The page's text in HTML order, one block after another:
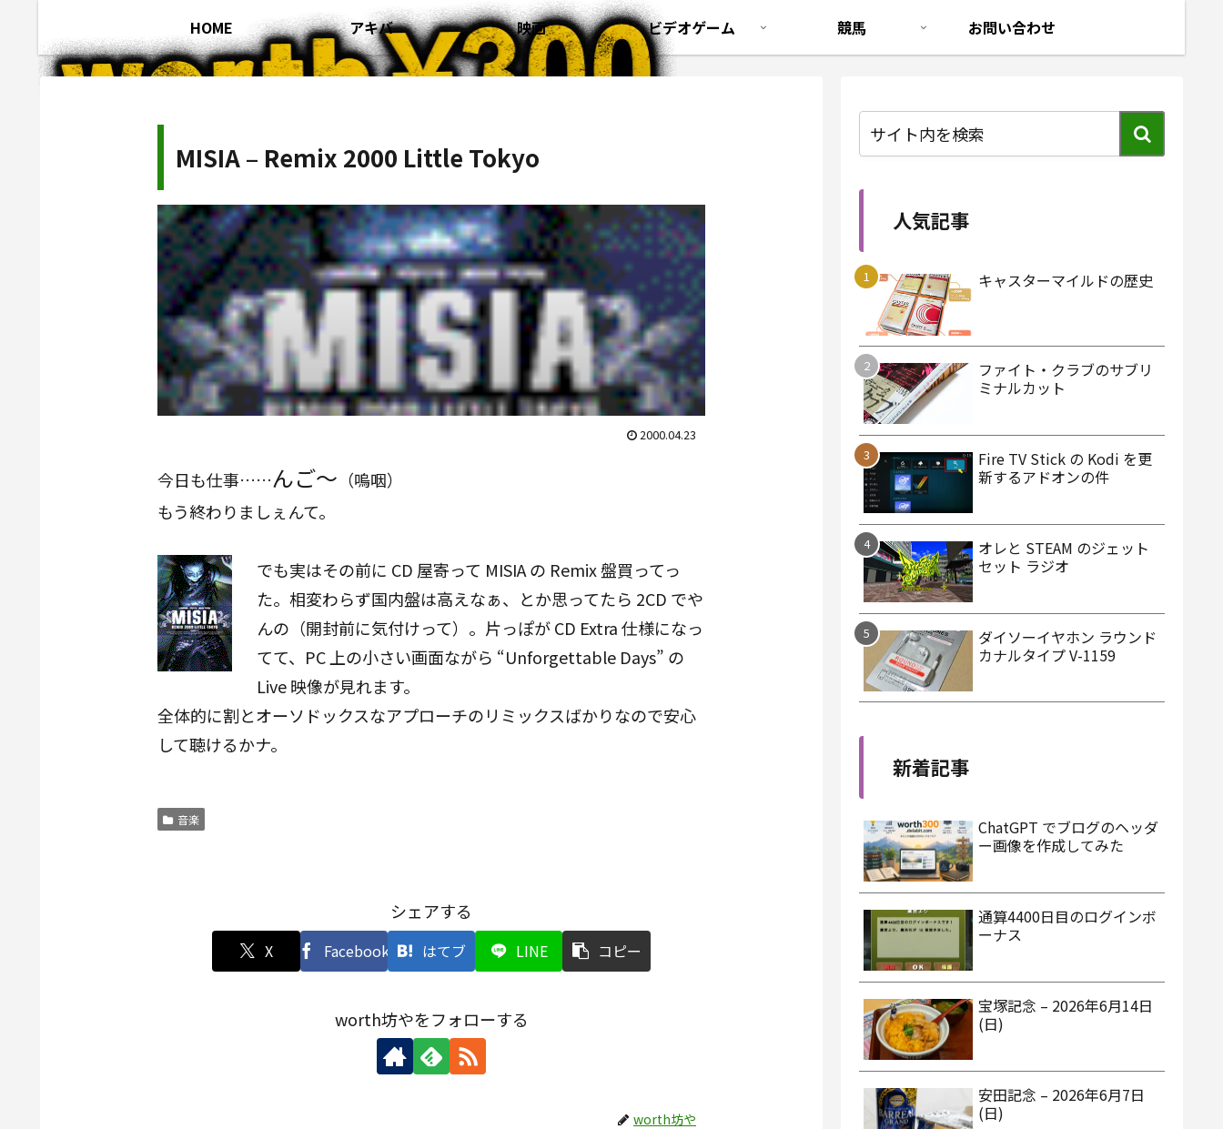
HOME アキバ 映画 ビデオゲーム 競馬 お問い合わせ
MISIA – Remix 2000 Little Tokyo
2000.04.23
今日も仕事……んご～ （嗚咽）
もう終わりましぇんて。
でも実はその前に CD 屋寄って MISIA の Remix 盤買ってっ
た。相変わらず国内盤は高えなぁ、とか思ってたら 2CD でや
んの（開封前に気付けって）。片っぽが CD Extra 仕様になっ
てて、PC 上の小さい画面ながら “Unforgettable Days” の
Live 映像が見れます。
全体的に割とオーソドックスなアプローチのリミックスばかりなので安心
して聴けるかナ。
音楽
シェアする
X Facebook はてブ LINE コピー
worth坊やをフォローする
worth坊や
人気記事
キャスターマイルドの歴史
ファイト・クラブのサブリ
ミナルカット
Fire TV Stick の Kodi を更
新するアドオンの件
オレと STEAM のジェット
セット ラジオ
ダイソーイヤホン ラウンド
カナルタイプ V-1159
新着記事
ChatGPT でブログのヘッダ
ー画像を作成してみた
通算4400日目のログインボ
ーナス
宝塚記念 – 2026年6月14日
(日)
安田記念 – 2026年6月7日
(日)